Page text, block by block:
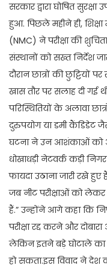
सरकार द्वारा घोषित
हुआ. पिछले महीने ही, शिक्षा
(NMC) ने परीक्षा की
संस्थानों को सख्त निर्देश
दौरान छात्रों की छुट्टियों
खास तौर पर सलाह दी गई
परिस्थितियों के अलावा
दुरुपयोग या डमी कैंडिडेट
घटना ने उन आशंकाओं को
धोखाधड़ी नेटवर्क कड़ी
फायदा उठाना जारी रखे हुए
जब नीट परीक्षाओं को
हैं.” उन्होंने आगे कहा कि
परीक्षा रद्द करने और
लेकिन इतने बड़े घोटाले का
हो सकता.इस विवाद ने